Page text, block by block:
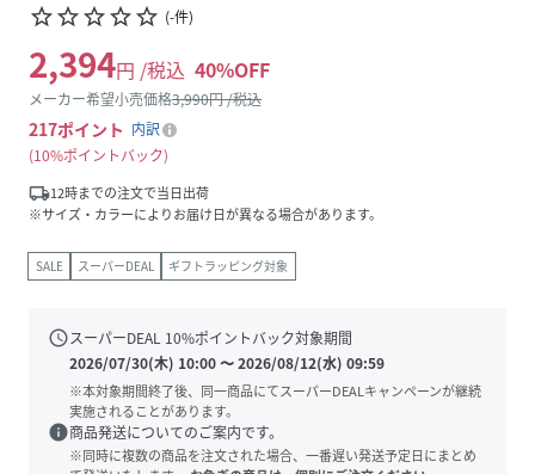
star_borderstar_borderstar_borderstar_borderstar_border (-件)
2,394円 /税込 40%OFF
メーカー希望小売価格3,990円 /税込
217ポイント 内訳
10%ポイントバック
local_shipping12時までの注文で当日出荷
※サイズ・カラーによりお届け日が異なる場合があります。
SALE スーパーDEAL ギフトラッピング対象
scheduleスーパーDEAL 10%ポイントバック対象期間
2026/07/30(木) 10:00〜2026/08/12(水) 09:59
※本対象期間終了後、同一商品にてスーパーDEALキャンペーンが継続
実施されることがあります。
info商品発送についてのご案内です。
※同時に複数の商品を注文された場合、一番遅い発送予定日にまとめ